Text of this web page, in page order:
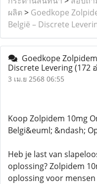
ผลิต > Goedkope
België – Discrete
Goedkope
Discrete Levering(172
3 เม.ย 2568 06:55
Koop Zolpidem 10mg
Belgi&euml; &ndash;
Heb je last van
oplossing? Zolpidem
oplossing voor